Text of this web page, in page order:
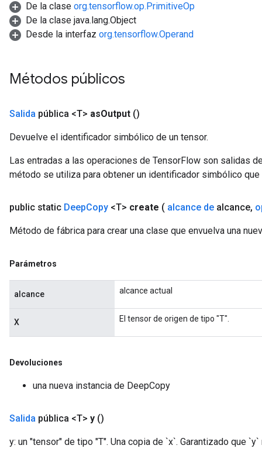
De la clase org.tensorflow.op.PrimitiveOp
De la clase java.lang.Object
Desde la interfaz org.tensorflow.Operand
Métodos públicos
Salida pública <T> asOutput ()
Devuelve el identificador simbólico de un tensor.
Las entradas a las operaciones de TensorFlow son salidas
método se utiliza para obtener un identificador simbólico
public static DeepCopy <T> create ( alcance de alcance,
Método de fábrica para crear una clase que envuelva una
Parámetros
alcance alcance actual
X El tensor de origen de tipo "T".
Devoluciones
una nueva instancia de DeepCopy
Salida pública <T> y ()
y: un "tensor" de tipo "T". Una copia de `x`. Garantizado que